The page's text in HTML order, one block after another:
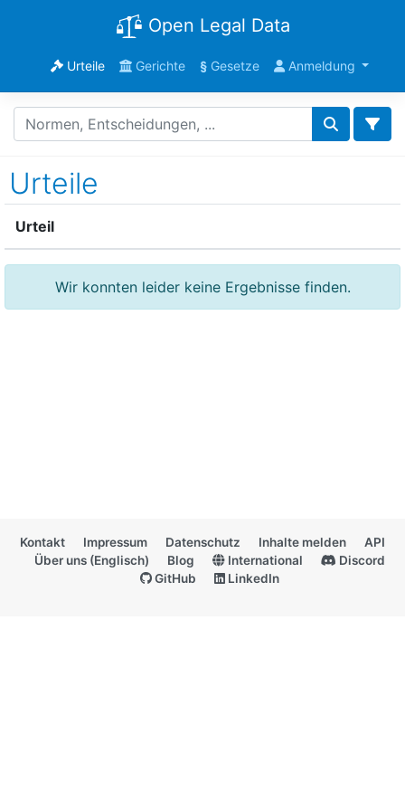
Open Legal Data
Urteile Gerichte §Gesetze Anmeldung
Urteile
Urteil
Wir konnten leider keine Ergebnisse finden.
Kontakt Impressum Datenschutz Inhalte melden
API
Über uns (Englisch)
Blog International
Discord
GitHub
LinkedIn